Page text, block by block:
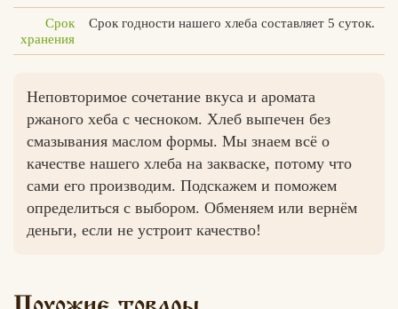
Срок
хранения
Срок годности нашего хлеба составляет 5 суток.
Неповторимое сочетание вкуса и аромата
ржаного хеба с чесноком. Хлеб выпечен без
смазывания маслом формы. Мы знаем всё о
качестве нашего хлеба на закваске, потому что
сами его производим. Подскажем и поможем
определиться с выбором. Обменяем или вернём
деньги, если не устроит качество!